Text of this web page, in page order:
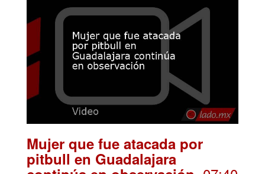
Mujer que fue atacada por
pitbull en Guadalajara